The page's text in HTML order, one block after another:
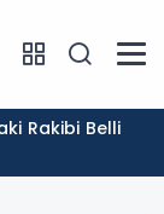
Yatırıldı